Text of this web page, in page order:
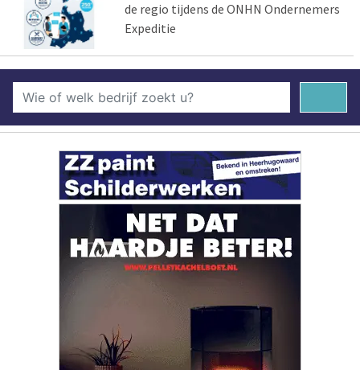
de regio tijdens de ONHN Ondernemers
Expeditie